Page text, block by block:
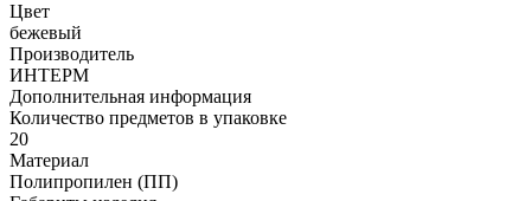
Цвет
бежевый
Производитель
ИНТЕРМ
Дополнительная информация
Количество предметов в упаковке
20
Материал
Полипропилен (ПП)